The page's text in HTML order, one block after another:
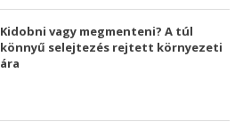
Kidobni vagy megmenteni? A túl
könnyű selejtezés rejtett környezeti
ára